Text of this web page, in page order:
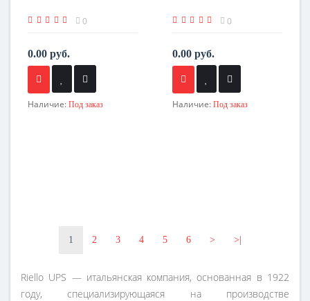
0
0.00 руб.
Наличие: Под заказ
0
0.00 руб.
Наличие: Под заказ
1 2 3 4 5 6 > >|
Riello UPS — итальянская компания, основанная в 1922
году, специализирующаяся на производстве